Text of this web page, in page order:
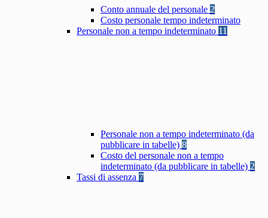
Conto annuale del personale 2
Costo personale tempo indeterminato
Personale non a tempo indeterminato 11
Personale non a tempo indeterminato (da
pubblicare in tabelle) 8
Costo del personale non a tempo
indeterminato (da pubblicare in tabelle) 2
Tassi di assenza 7